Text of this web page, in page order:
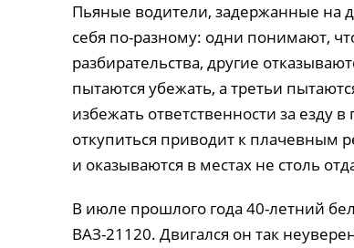
Пьяные водители, задержанные на
себя по-разному: одни понимают,
разбирательства, другие
пытаются убежать, а третьи
избежать ответственности за езду
откупиться приводит к плачевным
и оказываются в местах не столь
В июле прошлого года 40-летний
ВАЗ-21120. Двигался он так